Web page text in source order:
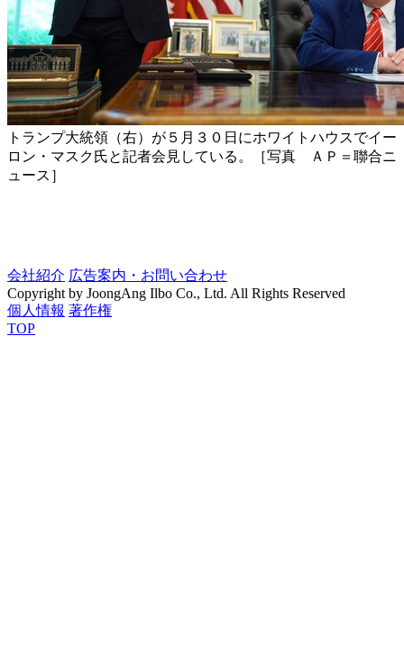
トランプ大統領（右）が５月３０日にホワイトハウスでイー
ロン・マスク氏と記者会見している。［写真 ＡＰ＝聯合ニ
ュース］
会社紹介 広告案内・お問い合わせ
Copyright by JoongAng Ilbo Co., Ltd. All Rights Reserved
個人情報 著作権
TOP